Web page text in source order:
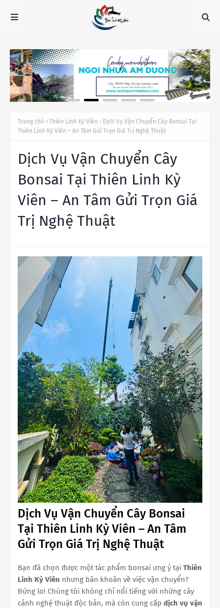
Trang chủ Thiên Linh Kỳ Viên
Dịch Vụ Vận Chuyển Cây Bonsai Tại
Thiên Linh Kỳ Viên – An Tâm Gửi Trọn Giá Trị Nghệ Thuật
Dịch Vụ Vận Chuyển Cây
Bonsai Tại Thiên Linh Kỳ
Viên – An Tâm Gửi Trọn Giá
Trị Nghệ Thuật
Dịch Vụ Vận Chuyển Cây Bonsai
Tại Thiên Linh Kỳ Viên – An Tâm
Gửi Trọn Giá Trị Nghệ Thuật
Bạn đã chọn được một tác phẩm bonsai ưng ý tại Thiên
Linh Kỳ Viên nhưng băn khoăn về việc vận chuyển?
Đừng lo! Chúng tôi không chỉ nổi tiếng với những cây
cảnh nghệ thuật độc bản, mà còn cung cấp dịch vụ vận